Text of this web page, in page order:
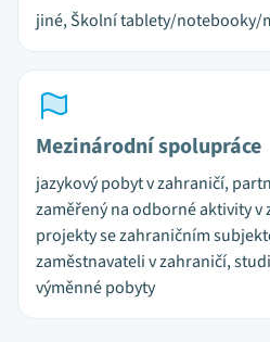
jiné, Školní tablety/notebooky/
Mezinárodní spolupráce
jazykový pobyt v zahraničí,
zaměřený na odborné aktivity v
projekty se zahraničním
zaměstnavateli v zahraničí,
výměnné pobyty